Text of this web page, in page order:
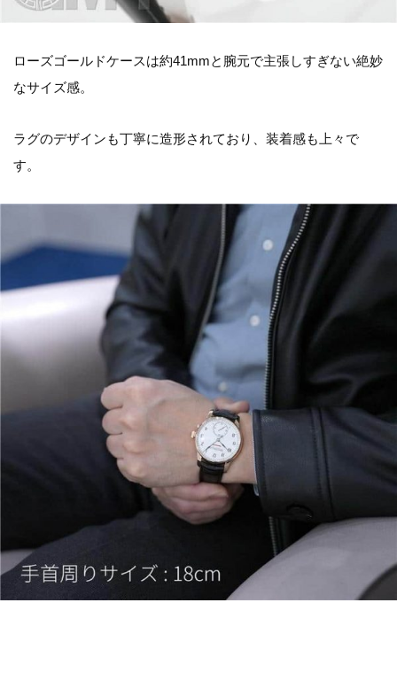
ローズゴールドケースは約41mmと腕元で主張しすぎない絶妙
なサイズ感。
ラグのデザインも丁寧に造形されており、装着感も上々で
す。